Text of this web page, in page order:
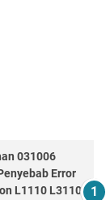
031006
Error
L1110 L3110